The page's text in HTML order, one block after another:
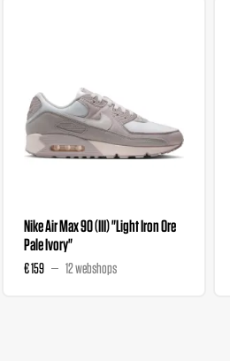
Nike Air Max 90 (III) "Light Iron Ore
Pale Ivory"
€ 159 12 webshops